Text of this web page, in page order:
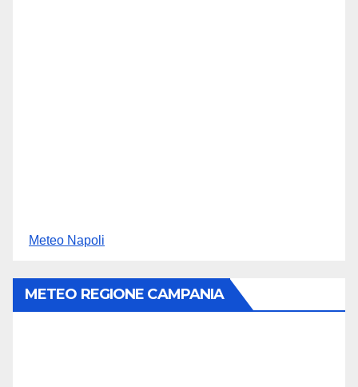
Meteo Napoli
METEO REGIONE CAMPANIA